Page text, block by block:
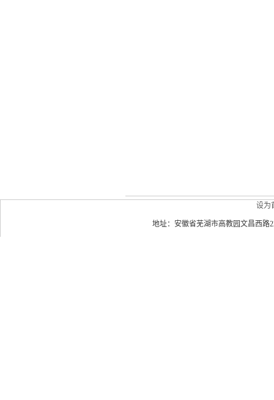
设为
地址：安徽省芜湖市高教园文昌西路